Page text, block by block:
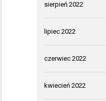
sierpień 2022
lipiec 2022
czerwiec 2022
kwiecień 2022